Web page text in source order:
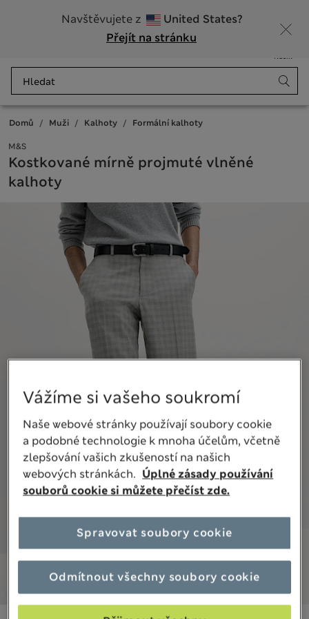
Navštěvujete z
United States?
Přejít na stránku
Košík
Domů Muži Kalhoty Formální kalhoty
M&S
Kostkované mírně projmuté vlněné
kalhoty
Vážíme si vašeho soukromí
Naše webové stránky používají soubory cookie
a podobné technologie k mnoha účelům, včetně
zlepšování vašich zkušeností na našich
webových stránkách. Úplné zásady používání
souborů cookie si můžete přečíst zde.
Odmítnout všechny soubory cookie
Spravovat soubory cookie